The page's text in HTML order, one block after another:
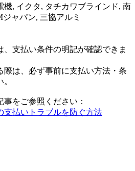
機, イクタ, タチカワブラインド, 南
ャパン, 三協アルミ
、支払い条件の明記が確認できま
際は、必ず事前に支払い方法・条
をご参照ください：
支払いトラブルを防ぐ方法